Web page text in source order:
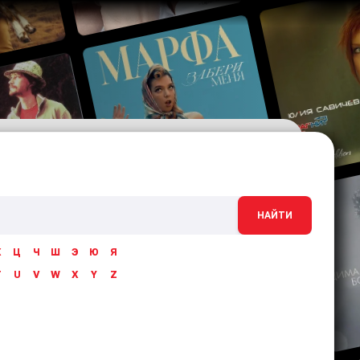
НАЙТИ
Ц Ч Ш Э Ю
Я
U V W X Y Z